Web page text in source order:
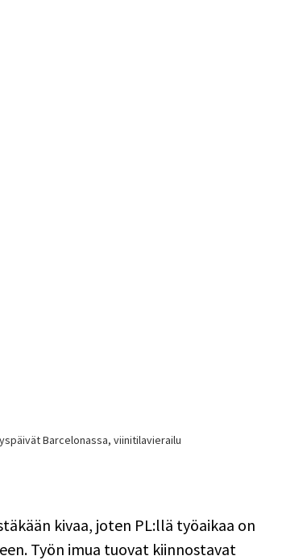
Barcelonassa, viinitilavierailu
kivaa, joten PL:llä työaikaa on
Työn imua tuovat kiinnostavat